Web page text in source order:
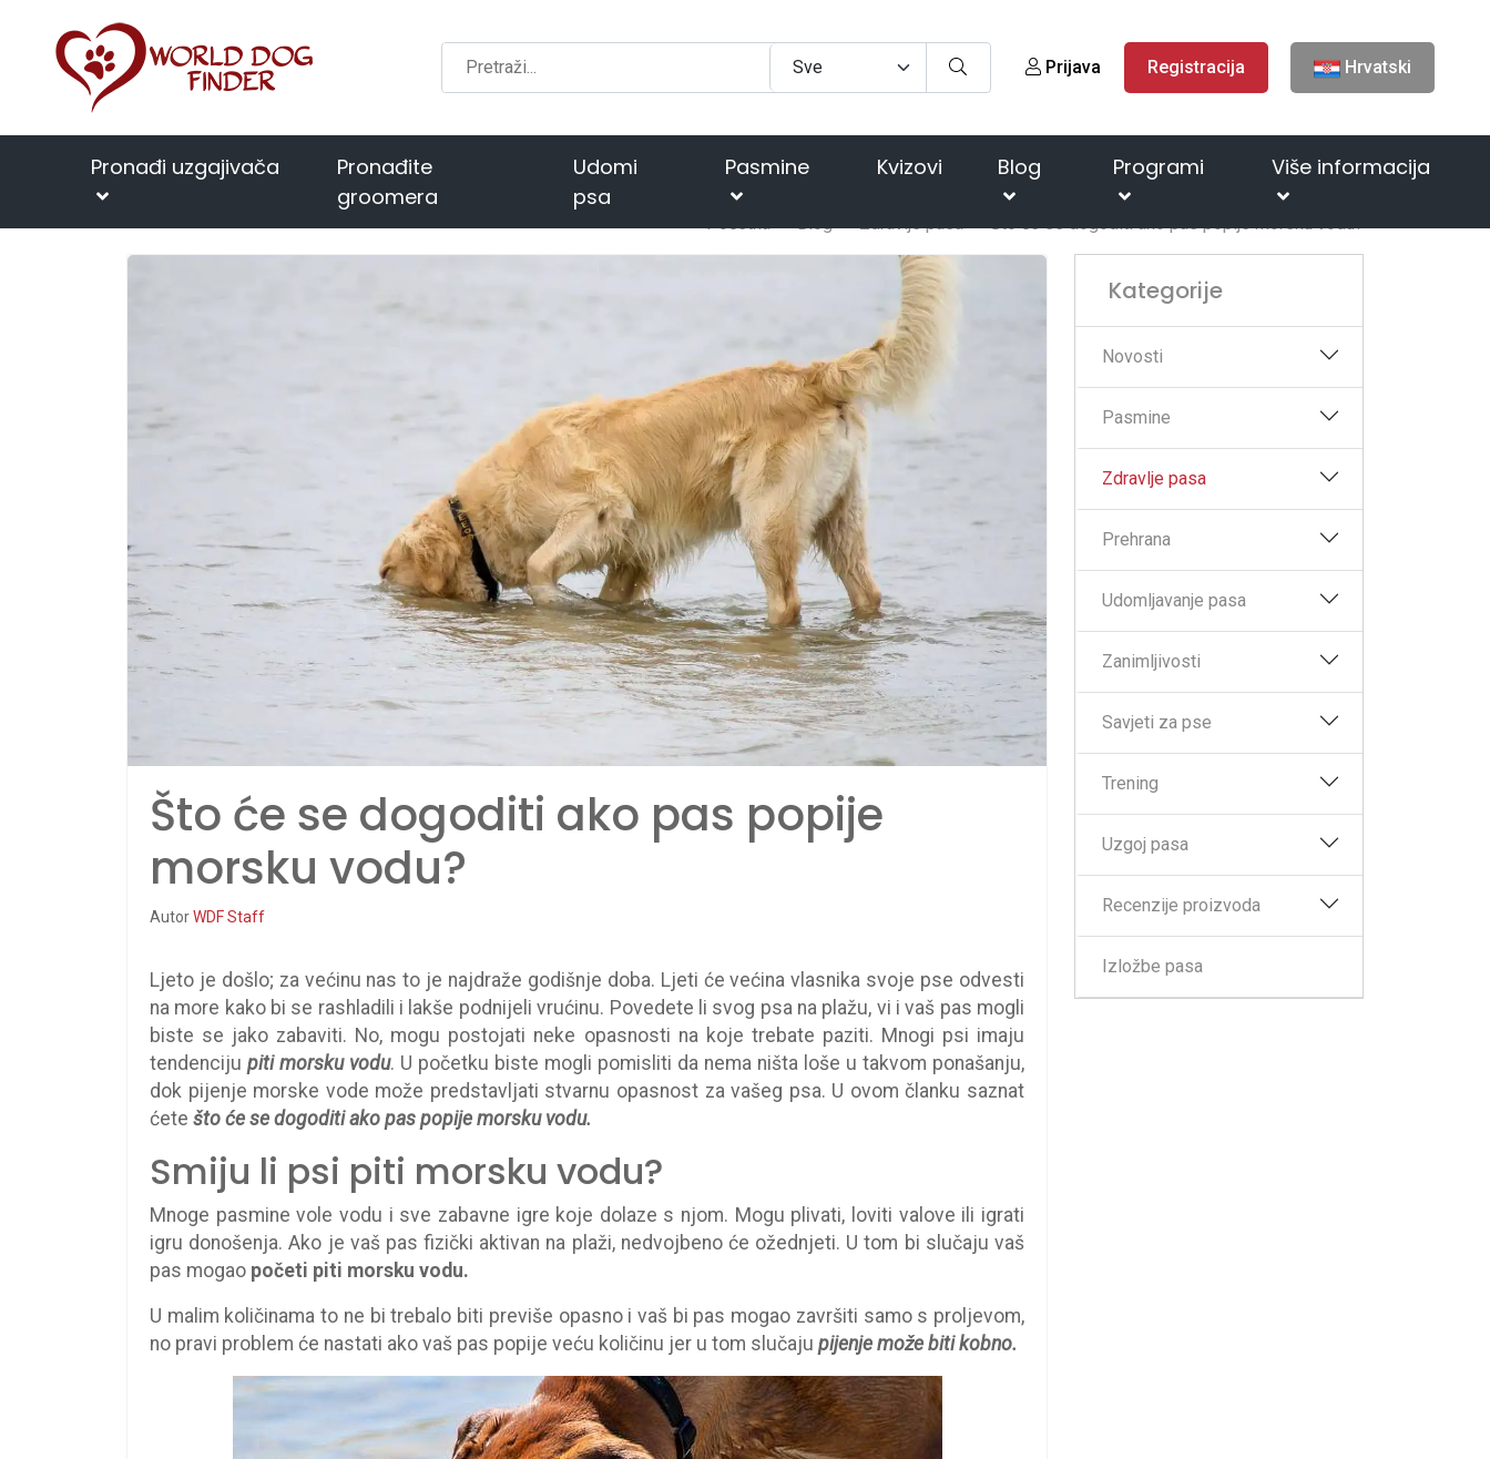
Prijava Registracija Hrvatski
Pronađi uzgajivača
Pronađite
groomera
Udomi
psa
Pasmine Kvizovi Blog Programi Više informacija
Početna Blog Zdravlje pasa Što će se dogoditi ako pas popije morsku vodu?
Što će se dogoditi ako pas popije
morsku vodu?
AutorWDF Staff
Ljeto je došlo; za većinu nas to je najdraže godišnje doba. Ljeti će većina vlasnika svoje pse odvesti
na more kako bi se rashladili i lakše podnijeli vrućinu. Povedete li svog psa na plažu, vi i vaš pas mogli
biste se jako zabaviti. No, mogu postojati neke opasnosti na koje trebate paziti. Mnogi psi imaju
tendenciju piti morsku vodu. U početku biste mogli pomisliti da nema ništa loše u takvom ponašanju,
dok pijenje morske vode može predstavljati stvarnu opasnost za vašeg psa. U ovom članku saznat
ćete što će se dogoditi ako pas popije morsku vodu.
Smiju li psi piti morsku vodu?
Mnoge pasmine vole vodu i sve zabavne igre koje dolaze s njom. Mogu plivati, loviti valove ili igrati
igru ​​donošenja. Ako je vaš pas fizički aktivan na plaži, nedvojbeno će ožednjeti. U tom bi slučaju vaš
pas mogao početi piti morsku vodu.
U malim količinama to ne bi trebalo biti previše opasno i vaš bi pas mogao završiti samo s proljevom,
no pravi problem će nastati ako vaš pas popije veću količinu jer u tom slučaju pijenje može biti kobno.
Kategorije
Novosti
Pasmine
Zdravlje pasa
Prehrana
Udomljavanje pasa
Zanimljivosti
Savjeti za pse
Trening
Uzgoj pasa
Recenzije proizvoda
Izložbe pasa